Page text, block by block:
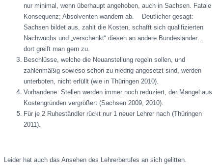
nur minimal, wenn überhaupt angehoben, auch in Sachsen. Fatale
Konsequenz; Absolventen wandern ab. Deutlicher gesagt:
Sachsen bildet aus, zahlt die Kosten, schafft sich qualifizierten
Nachwuchs und „verschenkt“ diesen an andere Bundesländer…
dort greift man gern zu.
Beschlüsse, welche die Neuanstellung regeln sollen, und
zahlenmäßig sowieso schon zu niedrig angesetzt sind, werden
unterboten, nicht erfüllt (wie in Thüringen 2010).
Vorhandene Stellen werden immer noch reduziert, der Mangel aus
Kostengründen vergrößert (Sachsen 2009, 2010).
Für je 2 Ruheständler rückt nur 1 neuer Lehrer nach (Thüringen
2011).
Leider hat auch das Ansehen des Lehrerberufes an sich gelitten.